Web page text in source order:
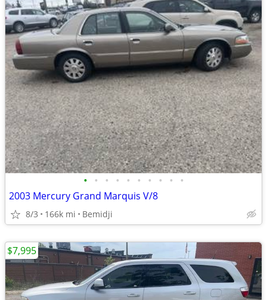
• • • • • • • • • •
2003 Mercury Grand Marquis V/8
8/3 166k mi Bemidji
$7,995